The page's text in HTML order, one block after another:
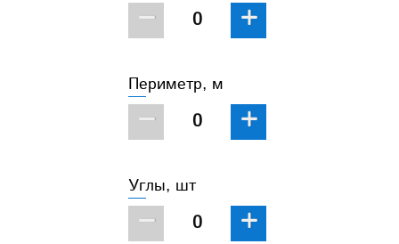
− +
Периметр, м
− +
Углы, шт
− +